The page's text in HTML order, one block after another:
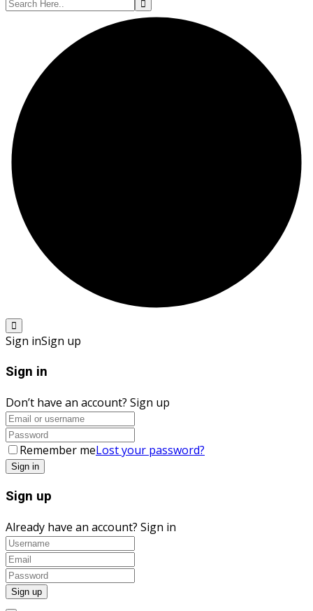
Sign inSign up
Sign in
Don’t have an account? Sign up
Remember meLost your password?
Sign up
Already have an account? Sign in